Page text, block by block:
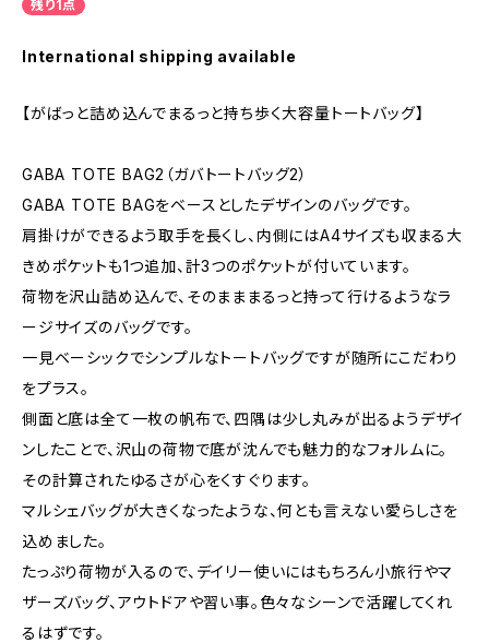
残り1点
International shipping available
【がばっと詰め込んでまるっと持ち歩く大容量トートバッグ】
GABA TOTE BAG2（ガバトートバッグ2）
GABA TOTE BAGをベースとしたデザインのバッグです。
肩掛けができるよう取手を長くし、内側にはA4サイズも収まる大
きめポケットも1つ追加、計3つのポケットが付いています。
荷物を沢山詰め込んで、そのまままるっと持って行けるようなラ
ージサイズのバッグです。
一見ベーシックでシンプルなトートバッグですが随所にこだわり
をプラス。
側面と底は全て一枚の帆布で、四隅は少し丸みが出るようデザイ
ンしたことで、沢山の荷物で底が沈んでも魅力的なフォルムに。
その計算されたゆるさが心をくすぐります。
マルシェバッグが大きくなったような、何とも言えない愛らしさを
込めました。
たっぷり荷物が入るので、デイリー使いにはもちろん小旅行やマ
ザーズバッグ、アウトドアや習い事。色々なシーンで活躍してくれ
るはずです。